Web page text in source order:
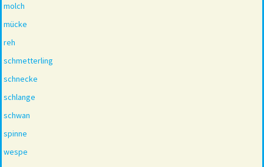
molch
mücke
reh
schmetterling
schnecke
schlange
schwan
spinne
wespe